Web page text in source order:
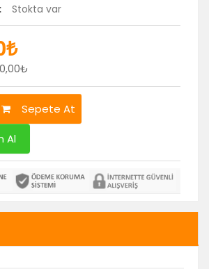
Stokta var
Sepete At
Al